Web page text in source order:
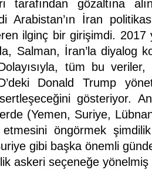
tarafından gözaltına
Arabistan’ın İran
ilginç bir girişimdi. 2017
Salman, İran’la diyalog
tüm bu veriler,
Donald Trump
gösteriyor.
(Yemen, Suriye,
öngörmek
gibi başka önemli
askeri seçeneğe